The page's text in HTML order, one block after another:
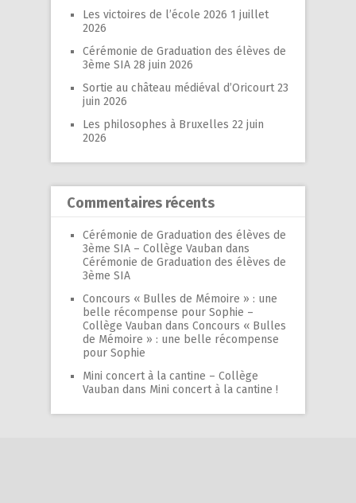
Les victoires de l’école 2026 1 juillet
2026
Cérémonie de Graduation des élèves de
3ème SIA 28 juin 2026
Sortie au château médiéval d’Oricourt 23
juin 2026
Les philosophes à Bruxelles 22 juin
2026
Commentaires récents
Cérémonie de Graduation des élèves de
3ème SIA – Collège Vauban dans
Cérémonie de Graduation des élèves de
3ème SIA
Concours « Bulles de Mémoire » : une
belle récompense pour Sophie –
Collège Vauban dans Concours « Bulles
de Mémoire » : une belle récompense
pour Sophie
Mini concert à la cantine – Collège
Vauban dans Mini concert à la cantine !